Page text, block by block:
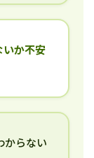
いか不安
からない